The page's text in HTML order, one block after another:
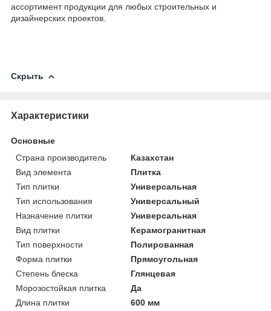
ассортимент продукции для любых строительных и
дизайнерских проектов.
Скрыть
Характеристики
Основные
Страна производитель
Казахстан
Вид элемента
Плитка
Тип плитки
Универсальная
Тип использования
Универсальный
Назначение плитки
Универсальная
Вид плитки
Керамогранитная
Тип поверхности
Полированная
Форма плитки
Прямоугольная
Степень блеска
Глянцевая
Морозостойкая плитка
Да
Длина плитки
600 мм